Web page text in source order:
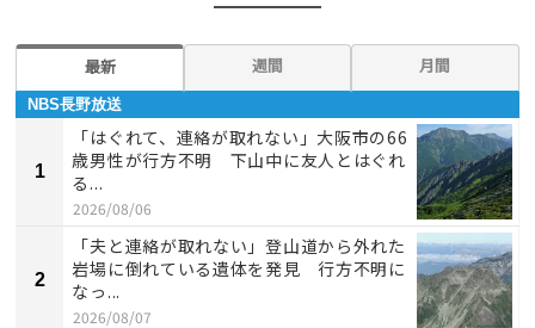
最新 週間 月間
NBS長野放送
1
「はぐれて、連絡が取れない」大阪市の66
歳男性が行方不明 下山中に友人とはぐれ
る...
2026/08/06
2
「夫と連絡が取れない」登山道から外れた
岩場に倒れている遺体を発見 行方不明に
なっ...
2026/08/07